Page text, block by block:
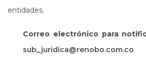
entidades.
Correo electrónico para
sub_juridica@renobo.com.co